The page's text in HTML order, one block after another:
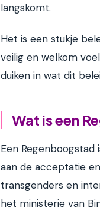
langskomt.
Het is een stukje
veilig en welkom
duiken in wat dit
Wat is een
Een
aan de acceptatie
transgenders en
het ministerie van